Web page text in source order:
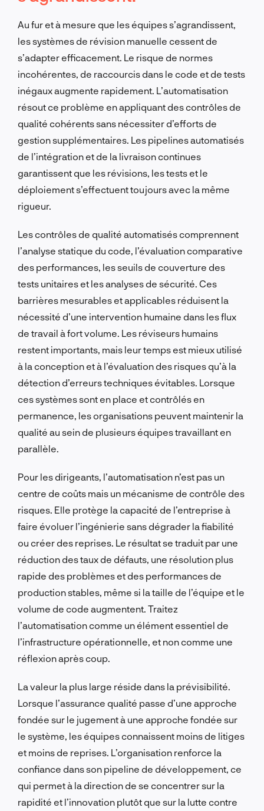
Au fur et à mesure que les équipes s’agrandissent,
les systèmes de révision manuelle cessent de
s’adapter efficacement. Le risque de normes
incohérentes, de raccourcis dans le code et de tests
inégaux augmente rapidement. L’automatisation
résout ce problème en appliquant des contrôles de
qualité cohérents sans nécessiter d’efforts de
gestion supplémentaires. Les pipelines automatisés
de l’intégration et de la livraison continues
garantissent que les révisions, les tests et le
déploiement s’effectuent toujours avec la même
rigueur.
Les contrôles de qualité automatisés comprennent
l’analyse statique du code, l’évaluation comparative
des performances, les seuils de couverture des
tests unitaires et les analyses de sécurité. Ces
barrières mesurables et applicables réduisent la
nécessité d’une intervention humaine dans les flux
de travail à fort volume. Les réviseurs humains
restent importants, mais leur temps est mieux utilisé
à la conception et à l’évaluation des risques qu’à la
détection d’erreurs techniques évitables. Lorsque
ces systèmes sont en place et contrôlés en
permanence, les organisations peuvent maintenir la
qualité au sein de plusieurs équipes travaillant en
parallèle.
Pour les dirigeants, l’automatisation n’est pas un
centre de coûts mais un mécanisme de contrôle des
risques. Elle protège la capacité de l’entreprise à
faire évoluer l’ingénierie sans dégrader la fiabilité
ou créer des reprises. Le résultat se traduit par une
réduction des taux de défauts, une résolution plus
rapide des problèmes et des performances de
production stables, même si la taille de l’équipe et le
volume de code augmentent. Traitez
l’automatisation comme un élément essentiel de
l’infrastructure opérationnelle, et non comme une
réflexion après coup.
La valeur la plus large réside dans la prévisibilité.
Lorsque l’assurance qualité passe d’une approche
fondée sur le jugement à une approche fondée sur
le système, les équipes connaissent moins de litiges
et moins de reprises. L’organisation renforce la
confiance dans son pipeline de développement, ce
qui permet à la direction de se concentrer sur la
rapidité et l’innovation plutôt que sur la lutte contre